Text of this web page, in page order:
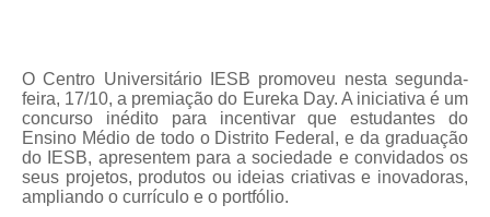
O Centro Universitário IESB promoveu nesta segunda-
feira, 17/10, a premiação do Eureka Day. A iniciativa é um
concurso inédito para incentivar que estudantes do
Ensino Médio de todo o Distrito Federal, e da graduação
do IESB, apresentem para a sociedade e convidados os
seus projetos, produtos ou ideias criativas e inovadoras,
ampliando o currículo e o portfólio.